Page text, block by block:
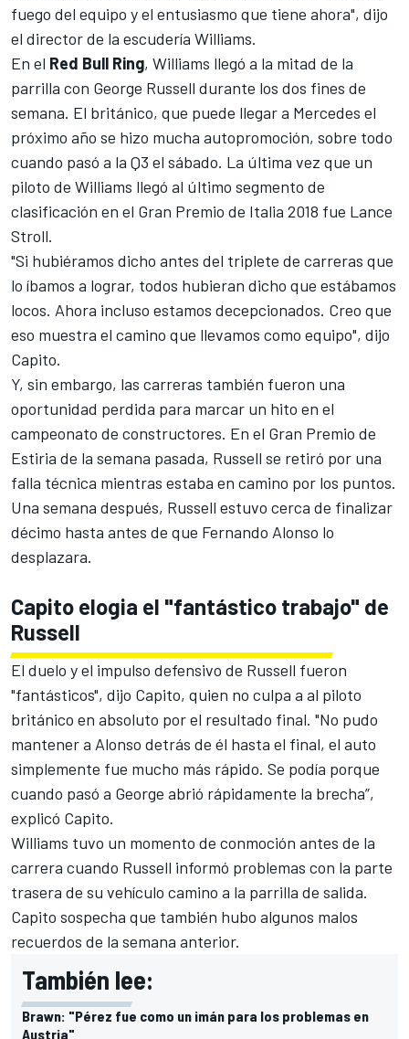
fuego del equipo y el entusiasmo que tiene ahora", dijo
el director de la escudería Williams.
En el Red Bull Ring, Williams llegó a la mitad de la
parrilla con George Russell durante los dos fines de
semana. El británico, que puede llegar a Mercedes el
próximo año se hizo mucha autopromoción, sobre todo
cuando pasó a la Q3 el sábado. La última vez que un
piloto de Williams llegó al último segmento de
clasificación en el Gran Premio de Italia 2018 fue Lance
Stroll.
"Si hubiéramos dicho antes del triplete de carreras que
lo íbamos a lograr, todos hubieran dicho que estábamos
locos. Ahora incluso estamos decepcionados. Creo que
eso muestra el camino que llevamos como equipo", dijo
Capito.
Y, sin embargo, las carreras también fueron una
oportunidad perdida para marcar un hito en el
campeonato de constructores. En el Gran Premio de
Estiria de la semana pasada, Russell se retiró por una
falla técnica mientras estaba en camino por los puntos.
Una semana después, Russell estuvo cerca de finalizar
décimo hasta antes de que Fernando Alonso lo
desplazara.
Capito elogia el "fantástico trabajo" de
Russell
El duelo y el impulso defensivo de Russell fueron
"fantásticos", dijo Capito, quien no culpa a al piloto
británico en absoluto por el resultado final. "No pudo
mantener a Alonso detrás de él hasta el final, el auto
simplemente fue mucho más rápido. Se podía porque
cuando pasó a George abrió rápidamente la brecha”,
explicó Capito.
Williams tuvo un momento de conmoción antes de la
carrera cuando Russell informó problemas con la parte
trasera de su vehículo camino a la parrilla de salida.
Capito sospecha que también hubo algunos malos
recuerdos de la semana anterior.
También lee:
Brawn: "Pérez fue como un imán para los problemas en
Austria"